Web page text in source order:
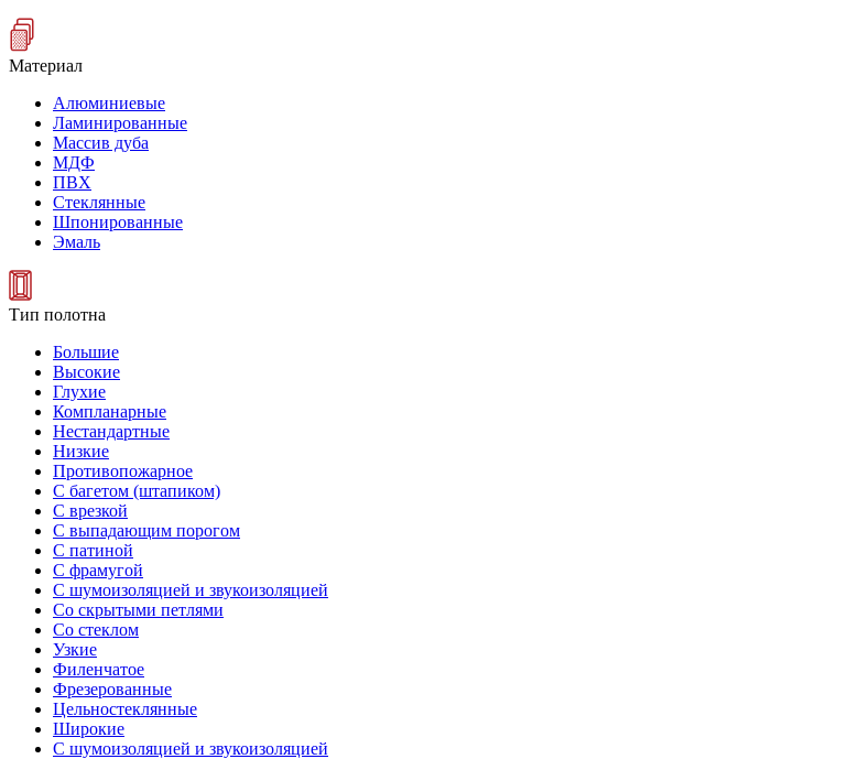
Материал
Алюминиевые
Ламинированные
Массив дуба
МДФ
ПВХ
Стеклянные
Шпонированные
Эмаль
Тип полотна
Большие
Высокие
Глухие
Компланарные
Нестандартные
Низкие
Противопожарное
С багетом (штапиком)
С врезкой
С выпадающим порогом
С патиной
С фрамугой
С шумоизоляцией и звукоизоляцией
Со скрытыми петлями
Со стеклом
Узкие
Филенчатое
Фрезерованные
Цельностеклянные
Широкие
С шумоизоляцией и звукоизоляцией